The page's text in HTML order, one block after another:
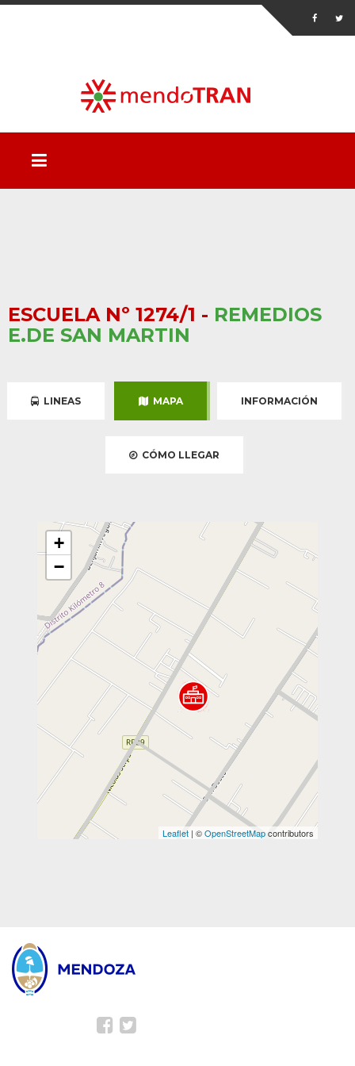
ESCUELA Nº 1274/1 - REMEDIOS
E.DE SAN MARTIN
LINEAS MAPA INFORMACIÓN
CÓMO LLEGAR
+
−
Leaflet | ©OpenStreetMapcontributors